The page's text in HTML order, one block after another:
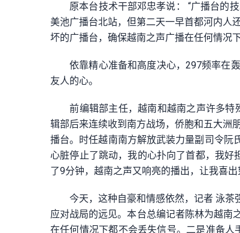
原本台技术干部邓忠孝说：
“广播台的
美池广播台北站，但第二天一早首都河内人
坏的广播台，确保越南之声广播在任何情况下
依靠精心准备和高度决心，297频率在
友人的心。
前编辑部主任，越南和越南之声许多特
辑部后来连续收到南方战场，侨胞和五大洲
播台。时任越南南方解放武装力量副司令阮
心脏停止了跳动，我的心扑向了首都，我好
了9分钟，越南之声又响亮的播出，让我喜出
今天，这种自豪和情感依然，记者 泳
应对战局的远见。本台总编记者陈林为越南
在任何情况下都不会丢失信号。二是准备